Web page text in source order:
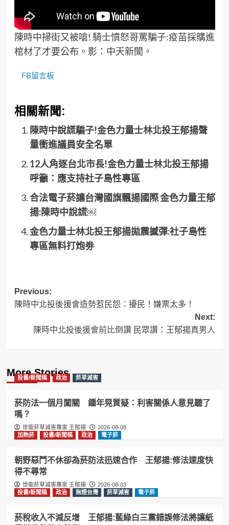
陳時中掃街又被嗆! 騎士憤怒哥罵騙子:疫苗採購進
棺材了才要公布。影：中天新聞。
FB留言板
相關新聞:
陳時中說謊騙子!金色力量士林北投王郁揚聲
量衝進議員安全名單
12人角逐台北市長!金色力量士林北投王郁揚
呼籲：應支持社子島性專區
合法電子菸讓台灣國旗飄揚國際 金色力量王郁
揚:陳時中說謊￼
金色力量士林北投王郁揚拋震撼彈:社子島性
專區無料打炮劵
Post
navigation
Previous:
陳時中北投後援會造勢惹民怨：擾民！嫌票太多！
Next:
陳時中北投後援會前比倒讚 民眾讚：王郁揚真男人
More Stories
投書/新聞稿 政治 菸草減害
菸防法一個月闖關 鍾年晃質疑：利害關係人意見聽了
嗎？
世衛菸草減害專家 王郁揚
2026-08-08
加熱菸
投書/新聞稿 政治 電子菸
朝野惡鬥不休卻為菸防法迅速合作 王郁揚:修法速度快
得不尋常
世衛菸草減害專家 王郁揚
2026-08-03
投書/新聞稿
政治 無煙台灣 菸草減害 電子菸
菸稅收入不減反增 王郁揚:藍綠白三黨錯誤修法將讓紙